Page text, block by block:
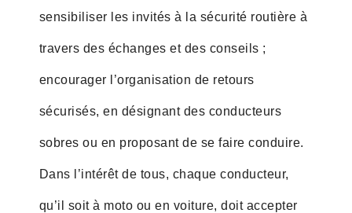
sensibiliser les invités à la sécurité routière à
travers des échanges et des conseils ;
encourager l’organisation de retours
sécurisés, en désignant des conducteurs
sobres ou en proposant de se faire conduire.
Dans l’intérêt de tous, chaque conducteur,
qu’il soit à moto ou en voiture, doit accepter